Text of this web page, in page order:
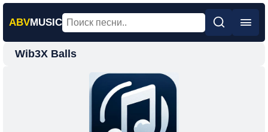
ABVMUSIC
Главная
Wib3X Balls